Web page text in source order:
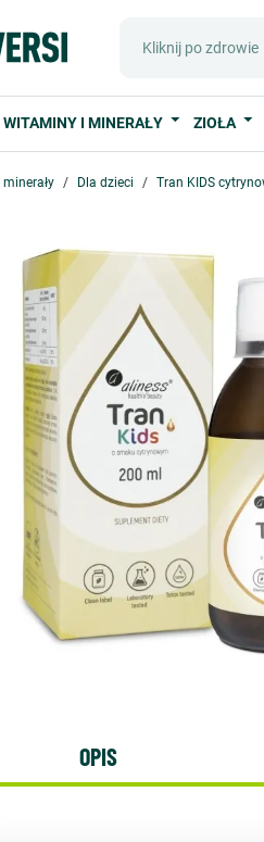
WITAMINY I MINERAŁY ZIOŁA
Dla dzieci Tran KIDS
OPIS